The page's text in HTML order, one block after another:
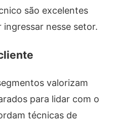
são excelentes
nesse setor.
valorizam
para lidar com o
técnicas de